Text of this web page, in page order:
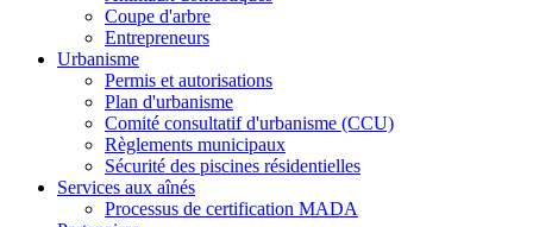
Coupe d'arbre
Entrepreneurs
Urbanisme
Permis et autorisations
Plan d'urbanisme
Comité consultatif d'urbanisme (CCU)
Règlements municipaux
Sécurité des piscines résidentielles
Services aux aînés
Processus de certification MADA